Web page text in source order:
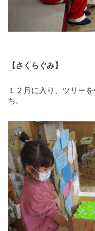
【さくらぐみ】
１２月に入り、ツリー
ち。